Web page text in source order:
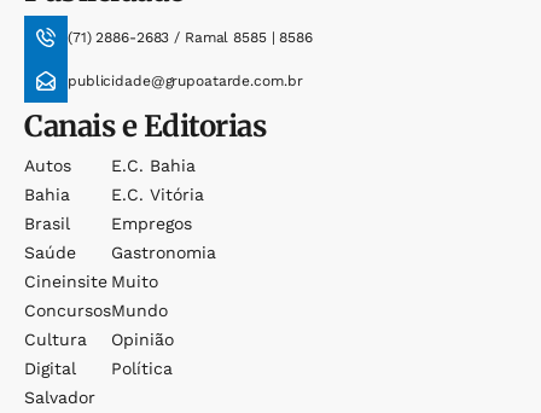
(71) 2886-2683 / Ramal 8585 | 8586
publicidade@grupoatarde.com.br
Canais e Editorias
Autos
Bahia
Brasil
Saúde
Cineinsite
Concursos
Cultura
Digital
Salvador
E.c. Bahia
E.c. Vitória
Empregos
Gastronomia
Muito
Mundo
Opinião
Política